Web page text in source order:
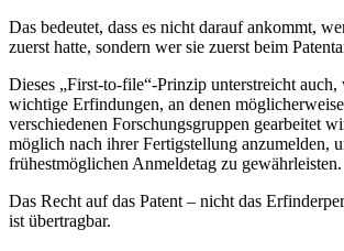
Das bedeutet, dass es nicht darauf ankommt,
zuerst hatte, sondern wer sie zuerst beim
Dieses „First-to-file“-Prinzip unterstreicht
wichtige Erfindungen, an denen
verschiedenen Forschungsgruppen gearbeitet
möglich nach ihrer Fertigstellung anzumelden,
frühestmöglichen Anmeldetag zu gewährleisten.
Das Recht auf das Patent – nicht das
ist übertragbar.